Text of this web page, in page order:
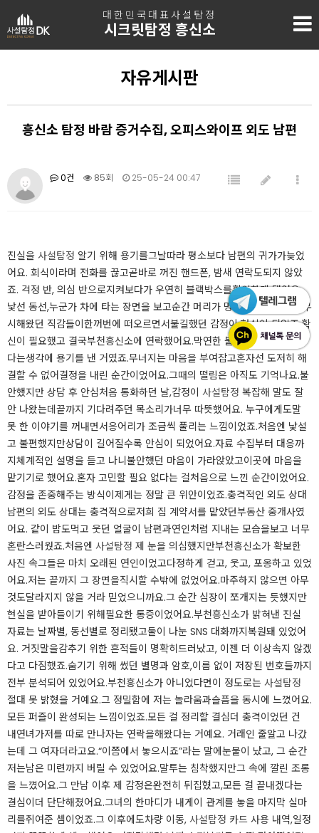
대한민국대표사설탐정
시크릿탐정 흥신소
자유게시판
흥신소 탐정 바람 증거수집, 오피스와이프 외도 남편
0건 85회 25-05-24 00:47
진실을 사설탐정 알기 위해 용기를그날따라 평소보다 남편의 귀가가늦었
어요. 회식이라며 전화를 끊고곧바로 꺼진 핸드폰, 밤새 연락도되지 않았
죠. 걱정 반, 의심 반으로지켜보다가 우연히 블랙박스를확인하게 됐어요.
낯선 동선,누군가 차에 타는 장면을 보고순간 머리가 멍해졌어요.그동안 무
시해왔던 직감들이한꺼번에 떠오르면서불길했던 감정이 현실이 되었죠.확
신이 필요했고 결국부천흥신소에 연락했어요.막연한 불안보다 진실이 낫
다는생각에 용기를 낸 거였죠.무너지는 마음을 부여잡고혼자선 도저히 해
결할 수 없어결정을 내린 순간이었어요.그때의 떨림은 아직도 기억나요.불
안했지만 상담 후 안심처음 통화하던 날,감정이 사설탐정 복잡해 말도 잘
안 나왔는데끝까지 기다려주던 목소리가너무 따뜻했어요. 누구에게도말
못 한 이야기를 꺼내면서응어리가 조금씩 풀리는 느낌이었죠.처음엔 낯설
고 불편했지만상담이 길어질수록 안심이 되었어요.자료 수집부터 대응까
지체계적인 설명을 듣고 나니불안했던 마음이 가라앉았고이곳에 마음을
맡기기로 했어요.혼자 고민할 필요 없다는 걸처음으로 느낀 순간이었어요.
감정을 존중해주는 방식이제게는 정말 큰 위안이었죠.충격적인 외도 상대
남편의 외도 상대는 충격적으로저희 집 계약서를 맡았던부동산 중개사였
어요. 같이 밥도먹고 웃던 얼굴이 남편과연인처럼 지내는 모습을보고 너무
혼란스러웠죠.처음엔 사설탐정 제 눈을 의심했지만부천흥신소가 확보한
사진 속그들은 마치 오래된 연인이었고다정하게 걷고, 웃고, 포옹하고 있었
어요.저는 끝까지 그 장면을직시할 수밖에 없었어요.마주하지 않으면 아무
것도달라지지 않을 거라 믿었으니까요.그 순간 심장이 쪼개지는 듯했지만
현실을 받아들이기 위해필요한 통증이었어요.부천흥신소가 밝혀낸 진실
자료는 날짜별, 동선별로 정리됐고둘이 나눈 SNS 대화까지복원돼 있었어
요. 거짓말을감추기 위한 흔적들이 명확히드러났고, 이젠 더 이상속지 않겠
다고 다짐했죠.숨기기 위해 썼던 별명과 암호,이름 없이 저장된 번호들까지
전부 분석되어 있었어요.부천흥신소가 아니었다면이 정도로는 사설탐정
절대 못 밝혔을 거예요.그 정밀함에 저는 놀라움과슬픔을 동시에 느꼈어요.
모든 퍼즐이 완성되는 느낌이었죠.모든 걸 정리할 결심더 충격이었던 건
내연녀가저를 따로 만나자는 연락을해왔다는 거예요. 거래인 줄알고 나갔
는데 그 여자더라고요.“이쯤에서 놓으시죠”라는 말에눈물이 났고, 그 순간
저는남은 미련까지 버릴 수 있었어요.말투는 침착했지만그 속에 깔린 조롱
을 느꼈어요.그 만남 이후 제 감정은완전히 뒤집혔고,모든 걸 끝내겠다는
결심이더 단단해졌어요.그녀의 한마디가 내게이 관계를 놓을 마지막 실마
리를쥐여준 셈이었죠.그 이후에도차량 이동, 사설탐정 카드 사용 내역,일정